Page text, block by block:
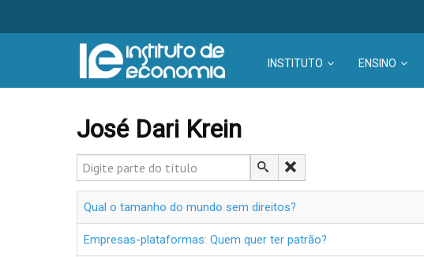
INSTITUTO ENSINO
José Dari Krein
Digite parte do título
Qual o tamanho do mundo sem direitos?
Empresas-plataformas: Quem quer ter patrão?